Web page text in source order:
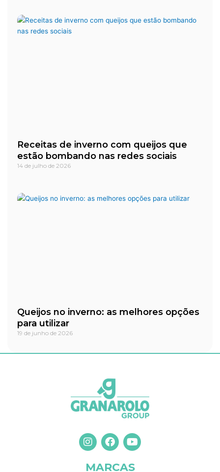
Receitas de inverno com queijos que
estão bombando nas redes sociais
14 de julho de 2026
Queijos no inverno: as melhores opções
para utilizar
19 de junho de 2026
I
n
s
t
F
a
c
e
Y
o
u
t
MARCAS